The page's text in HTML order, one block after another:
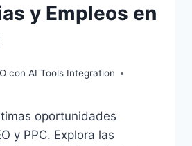
y Empleos en
con AI Tools Integration
oportunidades
y PPC. Explora las